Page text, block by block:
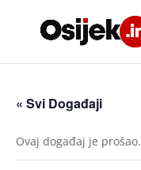
« Svi Događaji
Ovaj događaj je prošao.